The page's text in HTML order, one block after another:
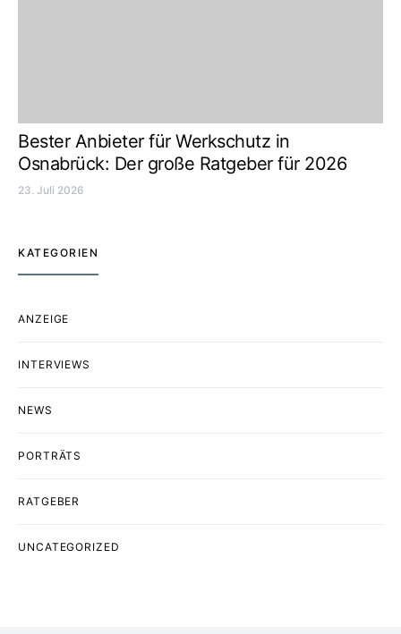
Bester Anbieter für Werkschutz in
Osnabrück: Der große Ratgeber für 2026
23. Juli 2026
KATEGORIEN
ANZEIGE
INTERVIEWS
NEWS
PORTRÄTS
RATGEBER
UNCATEGORIZED